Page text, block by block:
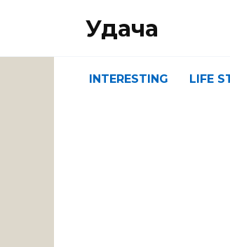
Удача
INTERESTING LIFE